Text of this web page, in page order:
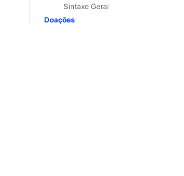
Sintaxe Geral
Doações